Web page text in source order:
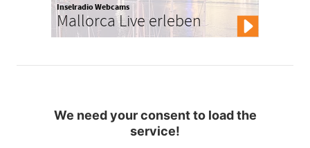
Inselradio Webcams
Mallorca Live erleben
We need your consent to load the
service!